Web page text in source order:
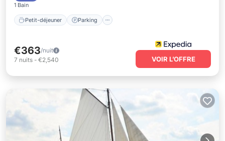
1 Bain
Petit-déjeuner Parking
€363/nuit
7 nuits - €2,540 VOIR L’OFFRE